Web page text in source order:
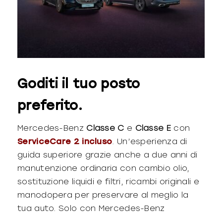
Goditi il tuo posto
preferito.
Mercedes-Benz Classe C e Classe Econ
ServiceCare 2 incluso . Un’esperienza di
guida superiore grazie anche a due anni di
manutenzione ordinaria con cambio olio,
sostituzione liquidi e filtri, ricambi originali e
manodopera per preservare al meglio la
tua auto. Solo con Mercedes-Benz